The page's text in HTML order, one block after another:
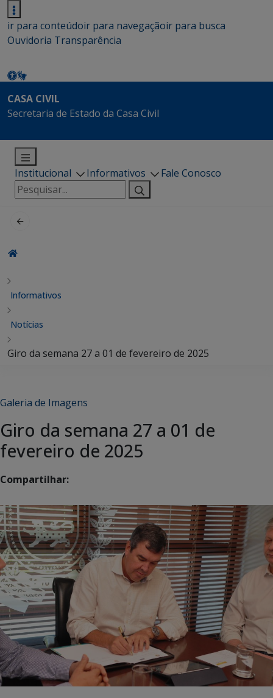
ir para conteúdoir para navegaçãoir para busca
Ouvidoria Transparência
CASA CIVIL
Secretaria de Estado da Casa Civil
Institucional Informativos
Fale Conosco
Pesquisar
por:
Informativos
Notícias
Giro da semana 27 a 01 de fevereiro de 2025
Galeria de Imagens
Giro da semana 27 a 01 de
fevereiro de 2025
Compartilhar: